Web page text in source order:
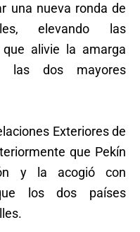
una nueva ronda de
elevando las
alivie la amarga
las dos mayores
Exteriores de
que Pekín
y la acogió con
los dos países